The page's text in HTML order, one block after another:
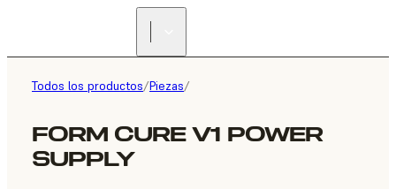
Todos los productos/Piezas/
FORM CURE V1 POWER
SUPPLY